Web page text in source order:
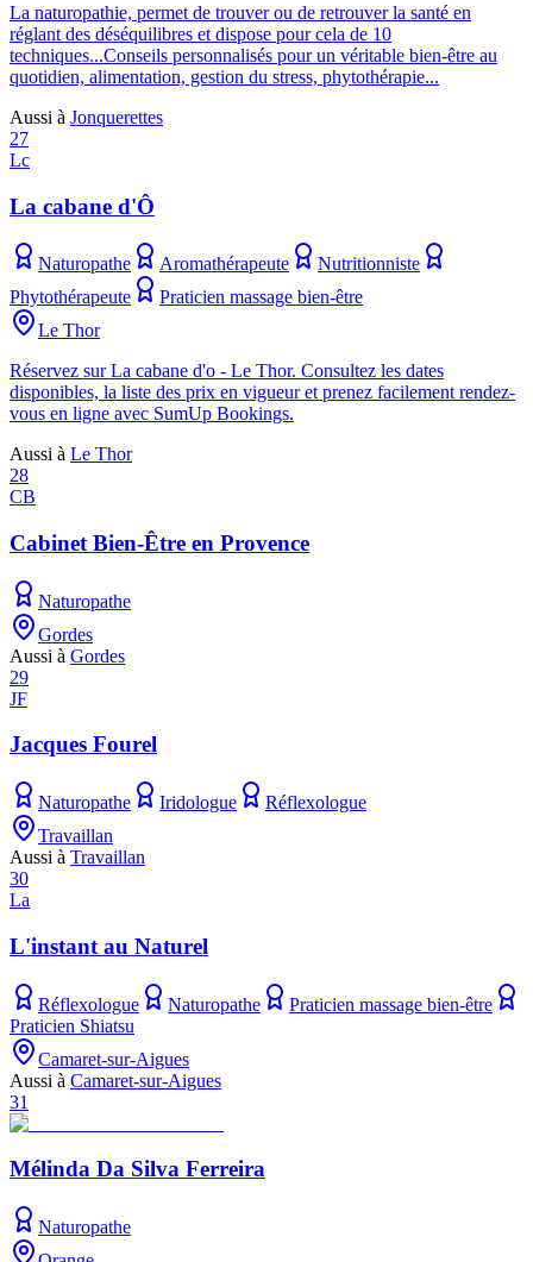
La naturopathie, permet de trouver ou de retrouver la santé en
réglant des déséquilibres et dispose pour cela de 10
techniques...Conseils personnalisés pour un véritable bien-être au
quotidien, alimentation, gestion du stress, phytothérapie...
Aussi à Jonquerettes
27
Lc
La cabane d'Ô
Naturopathe Aromathérapeute
Nutritionniste
Phytothérapeute
Praticien massage bien-être
Le Thor
Réservez sur La cabane d'o - Le Thor. Consultez les dates
disponibles, la liste des prix en vigueur et prenez facilement rendez-
vous en ligne avec SumUp Bookings.
Aussi à Le Thor
28
CB
Cabinet Bien-Être en Provence
Naturopathe
Gordes
Aussi à Gordes
29
JF
Jacques Fourel
Naturopathe Iridologue
Réflexologue
Travaillan
Aussi à Travaillan
30
La
L'instant au Naturel
Réflexologue Naturopathe
Praticien massage bien-être
Praticien Shiatsu
Camaret-sur-Aigues
Aussi à Camaret-sur-Aigues
31
Mélinda Da Silva Ferreira
Naturopathe